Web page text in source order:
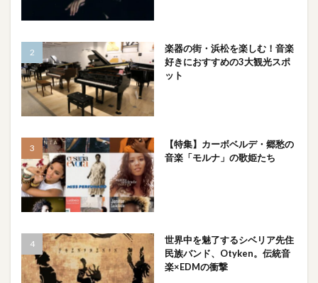
楽器の街・浜松を楽しむ！音楽
好きにおすすめの3大観光スポ
ット
【特集】カーボベルデ・郷愁の
音楽「モルナ」の歌姫たち
世界中を魅了するシベリア先住
民族バンド、Otyken。伝統音
楽×EDMの衝撃